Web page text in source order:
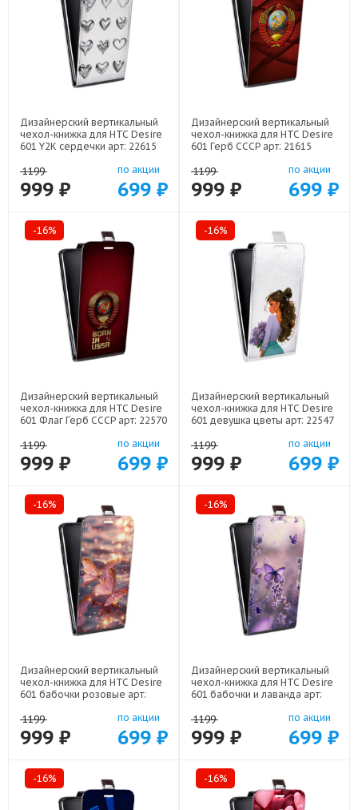
Дизайнерский вертикальный
чехол-книжка для HTC Desire
601 Y2K сердечки арт: 22615
1199
999 ₽
по акции
699 ₽
Дизайнерский вертикальный
чехол-книжка для HTC Desire
601 Герб СССР арт: 21615
1199
999 ₽
по акции
699 ₽
-16%
Дизайнерский вертикальный
чехол-книжка для HTC Desire
601 Флаг Герб СССР арт: 22570
1199
999 ₽
по акции
699 ₽
-16%
Дизайнерский вертикальный
чехол-книжка для HTC Desire
601 девушка цветы арт: 22547
1199
999 ₽
по акции
699 ₽
-16%
Дизайнерский вертикальный
чехол-книжка для HTC Desire
601 бабочки розовые арт:
1199
999 ₽
по акции
699 ₽
-16%
Дизайнерский вертикальный
чехол-книжка для HTC Desire
601 бабочки и лаванда арт:
1199
999 ₽
по акции
699 ₽
-16% -16%